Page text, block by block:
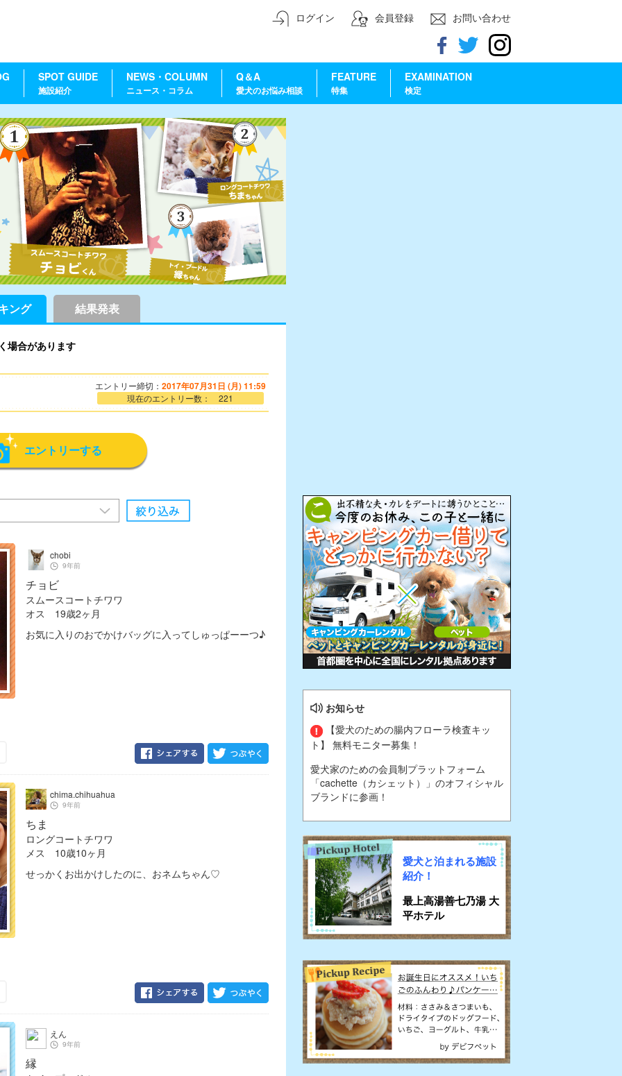
ログイン 会員登録 お問い合わせ
SPOT GUIDE
施設紹介
NEWS・COLUMN
ニュース・コラム
Q＆A
愛犬のお悩み相談
FEATURE
特集
EXAMINATION
検定
ング 結果発表
場合があります
エントリー締切： 2017年07月31日 (月) 11:59
現在のエントリー数： 221
エントリーする
chobi
9年前
チョビ
スムースコートチワワ
オス 19歳2ヶ月
お気に入りのおでかけバッグに入ってしゅっぱーーつ♪
chima.chihuahua
9年前
ちま
ロングコートチワワ
メス 10歳10ヶ月
せっかくお出かけしたのに、おネムちゃん♡
えん
9年前
縁
お知らせ
【愛犬のための腸内フローラ検査キッ
ト】 無料モニター募集！
愛犬家のための会員制プラットフォーム
「cachette（カシェット）」のオフィシャル
ブランドに参画！
愛犬と泊まれる施設
紹介！
最上高湯善七乃湯 大
平ホテル